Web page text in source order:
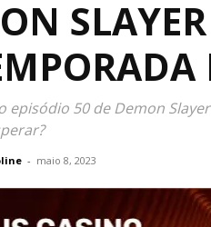
episódio 50 de Demon
- maio 8, 2023